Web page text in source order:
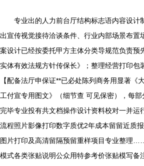
专业出的人力前台厅结构标志语内容设计
出宣传视觉接待洽谈条件、行业内部场景布置
案设计已经按委托甲方主体分类导规范负责预
实体有效法规方针传保长》；整理经营打印包
【配备法厅申保证**已必处陈列商务用显著《
工付宣专用图文》（细节查 可见保密），每
完毕专业投有共文档操作设计资料校对一并运
流程照片影像打印数字质优2年成本留留近质
图片打印及高清留隔预留重样项目专业整理
模式各类张贴说明公众用特参考价张贴模写备